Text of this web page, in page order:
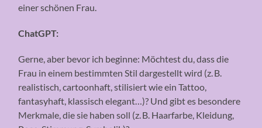
einer schönen Frau.
ChatGPT:
Gerne, aber bevor ich beginne: Möchtest du, dass die
Frau in einem bestimmten Stil dargestellt wird (z. B.
realistisch, cartoonhaft, stilisiert wie ein Tattoo,
fantasyhaft, klassisch elegant…)? Und gibt es besondere
Merkmale, die sie haben soll (z. B. Haarfarbe, Kleidung,